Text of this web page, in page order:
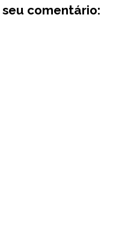
seu comentário: